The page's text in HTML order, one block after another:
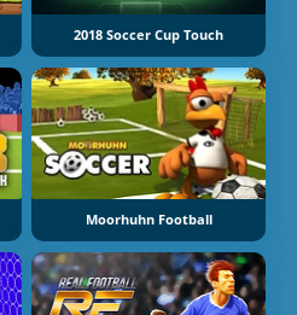
2018 Soccer Cup Touch
Moorhuhn Football